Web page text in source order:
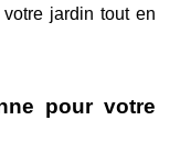
jardin tout en
pour votre